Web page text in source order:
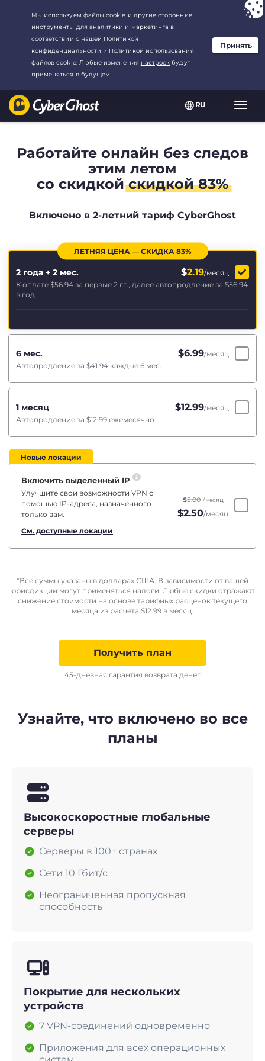
RU
Ваш выбор:Лучшая сделкадля2.1666666666667-год at$
месяц
Работайте онлайн без следов
этим летом
со скидкойскидкой 83%
Включено в 2-летний тариф CyberGhost
ЛЕТНЯЯ ЦЕНА — СКИДКА 83%
2 года + 2 мес. $2.19/месяц
К оплате $56.94 за первые 2 гг., далее автопродление за $56.94
в год
6 мес. $6.99/месяц
Автопродление за $41.94 каждые 6 мес.
1 месяц $12.99/месяц
Автопродление за $12.99 ежемесячно
Новые локации
Включить выделенный IP
Улучшите свои возможности VPN с
помощью IP-адреса, назначенного
только вам.
См. доступные локации
$5.00 /месяц
$2.50/месяц
*Все суммы указаны в долларах США. В зависимости от вашей
юрисдикции могут применяться налоги. Любые скидки отражают
снижение стоимости на основе тарифных расценок текущего
месяца из расчета $12.99 в месяц.
Получить план
45-дневная гарантия возврата денег
Узнайте, что включено во все
планы
Высокоскоростные глобальные
серверы
Серверы в 100+ странах
Сети 10 Гбит/с
Неограниченная пропускная
способность
Покрытие для нескольких
устройств
7 VPN-соединений одновременно
Приложения для всех операционных